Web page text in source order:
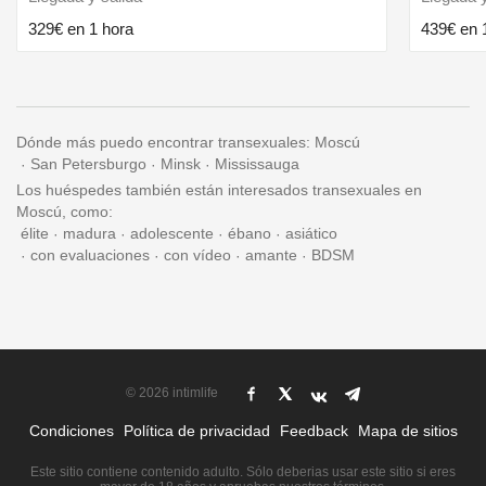
329€ en 1 hora
439€ en
Dónde más puedo encontrar transexuales: Moscú
San Petersburgo
Minsk
Mississauga
Los huéspedes también están interesados transexuales en
Moscú, como:
élite
madura adolescente ébano
asiático
con evaluaciones
con vídeo amante BDSM
© 2026 intimlife
Condiciones Política de privacidad Feedback Mapa de sitios
Este sitio contiene contenido adulto. Sólo deberias usar este sitio si eres